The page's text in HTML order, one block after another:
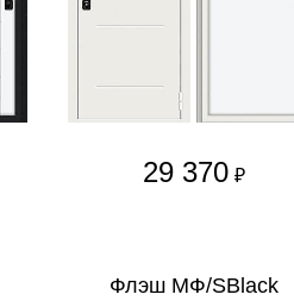
29 370 ₽
Флэш МФ/SBlack